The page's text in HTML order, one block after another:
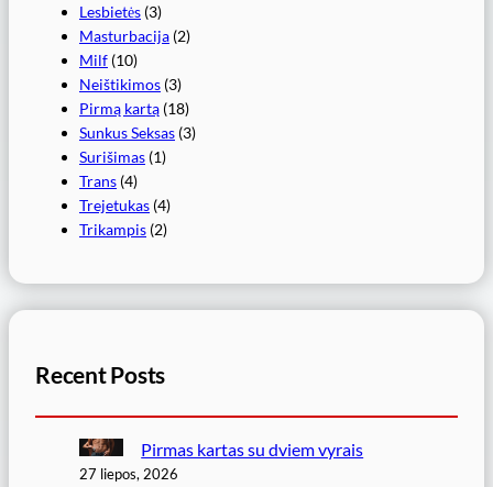
Lesbietės (3)
Masturbacija (2)
Milf (10)
Neištikimos (3)
Pirmą kartą (18)
Sunkus Seksas (3)
Surišimas (1)
Trans (4)
Trejetukas (4)
Trikampis (2)
Recent Posts
Pirmas kartas su dviem vyrais
27 liepos, 2026